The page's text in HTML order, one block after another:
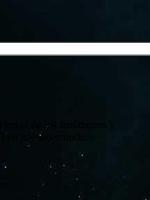
de los fenómenos y
en nuestro mundo.»